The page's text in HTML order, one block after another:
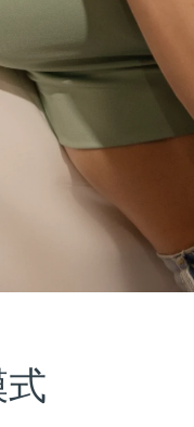
8/8/26
预计送达日期 8/11/26
预计送达日期
预计送达日期
预计送达日期 8/12/26
预计送达日期